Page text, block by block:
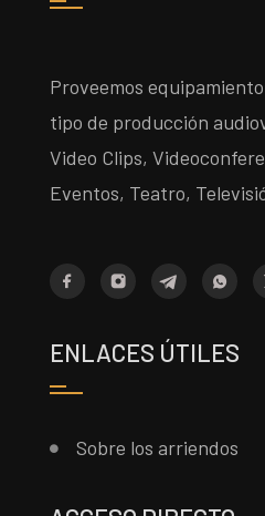
Proveemos
tipo de producción
Video Clips,
Eventos, Teatro,
ENLACES ÚTILES
Sobre los arriendos